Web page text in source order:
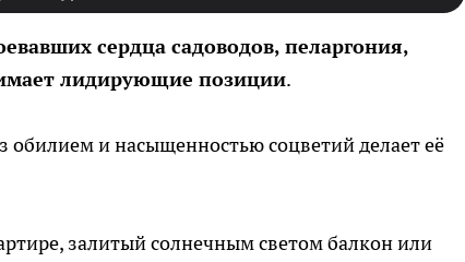
сердца садоводов, пеларгония,
лидирующие позиции.
обилием и насыщенностью соцветий делает её
залитый солнечным светом балкон или